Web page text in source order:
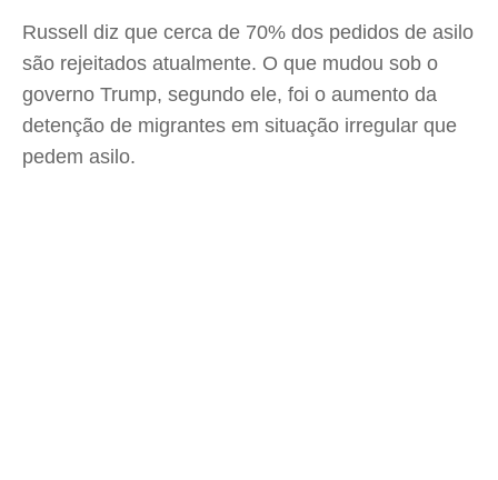
Russell diz que cerca de 70% dos pedidos de asilo
são rejeitados atualmente. O que mudou sob o
governo Trump, segundo ele, foi o aumento da
detenção de migrantes em situação irregular que
pedem asilo.